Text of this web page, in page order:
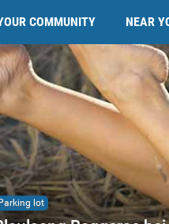
COMMUNITY NEAR
Parking lot